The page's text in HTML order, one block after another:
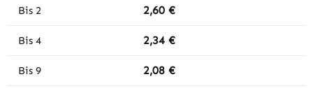
Bis 2 2,60 €
Bis 4 2,34 €
Bis 9 2,08 €